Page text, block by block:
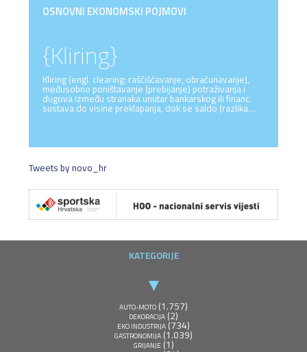
OSNOVNI EKONOMSKI POJMOVI
{Kliring}
Kliring (engl. clearing: raščišćavanje, obračunavanje),
međusobno poništavanje (prebijanje) potraživanja i
dugova između stranaka unutar bankarskog ili financ.
sustava do visine preklapanja, dok se saldo (razlika…
Tweets by novo_hr
KATEGORIJE
AUTO-MOTO (1.757)
DEKORACIJA (2)
EKO INDUSTRIJA (734)
GASTRONOMIJA (1.039)
GRIJANJE(1)